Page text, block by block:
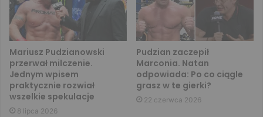
Mariusz Pudzianowski
przerwał milczenie.
Jednym wpisem
praktycznie rozwiał
wszelkie spekulacje
8 lipca 2026
Pudzian zaczepił
Marconia. Natan
odpowiada: Po co ciągle
grasz w te gierki?
22 czerwca 2026